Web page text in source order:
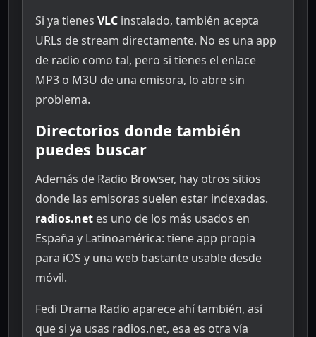
Si ya tienes VLC instalado, también acepta
URLs de stream directamente. No es una app
de radio como tal, pero si tienes el enlace
MP3 o M3U de una emisora, lo abre sin
problema.
Directorios donde también
puedes buscar
Además de Radio Browser, hay otros sitios
donde las emisoras suelen estar indexadas.
radios.net es uno de los más usados en
España y Latinoamérica: tiene app propia
para iOS y una web bastante usable desde
móvil.
Fedi Drama Radio aparece ahí también, así
que si ya usas radios.net, esa es otra vía